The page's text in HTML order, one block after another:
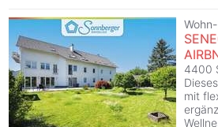
4400
mit